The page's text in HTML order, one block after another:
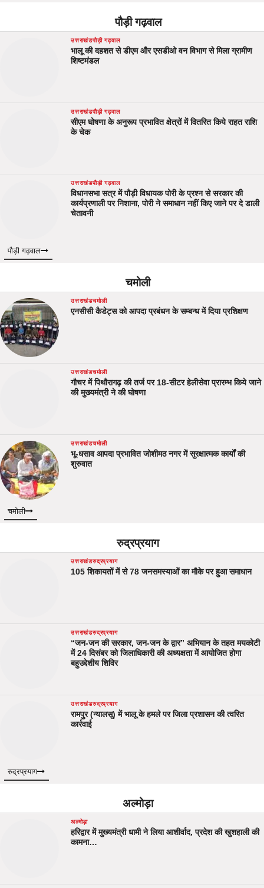
पौड़ी गढ़वाल
उत्तराखंडपौड़ी गढ़वाल
भालू की दहशत से डीएम और एसडीओ वन विभाग से मिला ग्रामीण
शिष्टमंडल
उत्तराखंडपौड़ी गढ़वाल
सीएम घोषणा के अनुरूप प्रभावित क्षेत्रों में वितरित किये राहत राशि
के चेक
उत्तराखंडपौड़ी गढ़वाल
विधानसभा सत्र में पौड़ी विधायक पोरी के प्रश्न से सरकार की
कार्यप्रणाली पर निशाना, पोरी ने समाधान नहीं किए जाने पर दे डाली
चेतावनी
पौड़ी गढ़वाल
चमोली
उत्तराखंडचमोली
एनसीसी कैडेट्स को आपदा प्रबंधन के सम्बन्ध में दिया प्रशिक्षण
उत्तराखंडचमोली
गौचर में पिथौरागढ़ की तर्ज पर 18-सीटर हेलीसेवा प्रारम्भ किये जाने
की मुख्यमंत्री ने की घोषणा
उत्तराखंडचमोली
भू-धसाव आपदा प्रभावित जोशीमठ नगर में सुरक्षात्मक कार्यों की
शुरुवात
चमोली
रुद्रप्रयाग
उत्तराखंडरुद्रप्रयाग
105 शिकायतों में से 78 जनसमस्याओं का मौके पर हुआ समाधान
उत्तराखंडरुद्रप्रयाग
“जन-जन की सरकार, जन-जन के द्वार” अभियान के तहत मयकोटी
में 24 दिसंबर को जिलाधिकारी की अध्यक्षता में आयोजित होगा
बहुउद्देशीय शिविर
उत्तराखंडरुद्रप्रयाग
रामपुर (न्यालसू) में भालू के हमले पर जिला प्रशासन की त्वरित
कार्रवाई
रुद्रप्रयाग
अल्मोड़ा
अल्मोड़ा
हरिद्वार में मुख्यमंत्री धामी ने लिया आशीर्वाद, प्रदेश की खुशहाली की
कामना…